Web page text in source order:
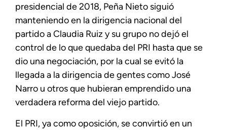
presidencial de 2018, Peña Nieto siguió
manteniendo en la dirigencia nacional del
partido a Claudia Ruiz y su grupo no dejó el
control de lo que quedaba del PRI hasta que se
dio una negociación, por la cual se evitó la
llegada a la dirigencia de gentes como José
Narro u otros que hubieran emprendido una
verdadera reforma del viejo partido.
El PRI, ya como oposición, se convirtió en un